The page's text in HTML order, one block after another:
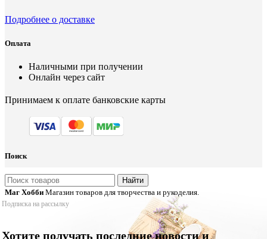
Подробнее о доставке
Оплата
Наличными при получении
Онлайн через сайт
Принимаем к оплате банковские карты
Поиск
Найти
Маг Хобби Магазин товаров для творчества и рукоделия.
Подписка на рассылку
Хотите получать последние новости и